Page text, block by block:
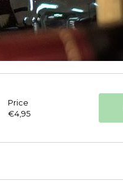
Price
€4,95